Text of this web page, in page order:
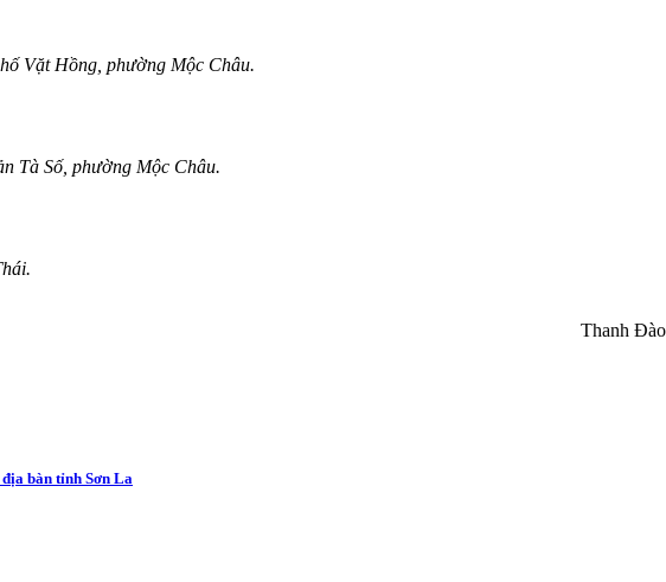
Vặt Hồng, phường Mộc Châu.
Tà Số, phường Mộc Châu.
Thanh Đào
bàn tỉnh Sơn La